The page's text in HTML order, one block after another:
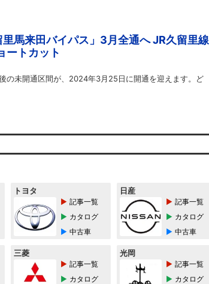
馬来田バイパス」3月全通へ JR久留里線
ートカット
の未開通区間が、2024年3月25日に開通を迎えます。ど
トヨタ
記事一覧
カタログ
中古車
日産
記事一覧
カタログ
中古車
三菱
記事一覧
カタログ
光岡
記事一覧
カタログ